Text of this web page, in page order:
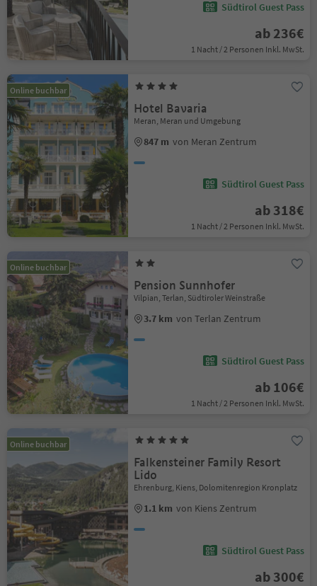
Südtirol Guest Pass
ab 236€
1 Nacht / 2 Personen Inkl. MwSt.
Online buchbar
Hotel Bavaria
Meran, Meran und Umgebung
847 m von Meran Zentrum
Südtirol Guest Pass
ab 318€
1 Nacht / 2 Personen Inkl. MwSt.
Online buchbar
Pension Sunnhofer
Vilpian, Terlan, Südtiroler Weinstraße
3.7 km von Terlan Zentrum
Südtirol Guest Pass
ab 106€
1 Nacht / 2 Personen Inkl. MwSt.
Online buchbar
Falkensteiner Family Resort
Lido
Ehrenburg, Kiens, Dolomitenregion Kronplatz
1.1 km von Kiens Zentrum
Südtirol Guest Pass
ab 300€